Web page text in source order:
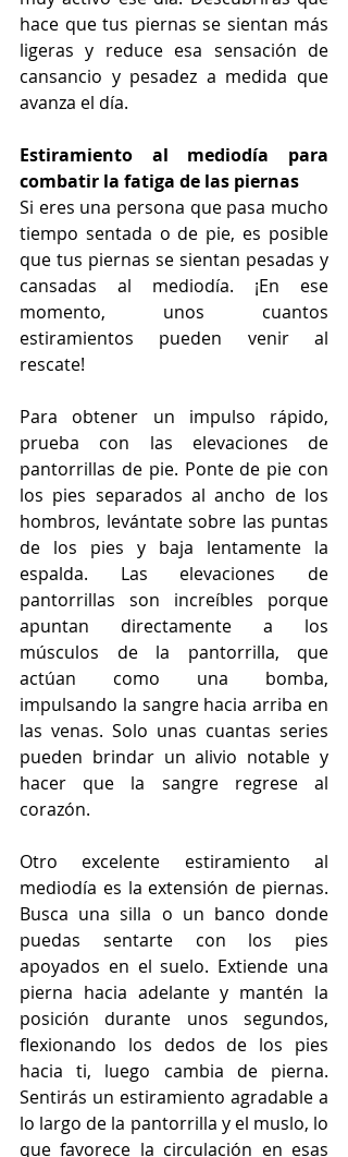
hace que tus piernas se sientan más
ligeras y reduce esa sensación de
cansancio y pesadez a medida que
avanza el día.
Estiramiento al mediodía para
combatir la fatiga de las piernas
Si eres una persona que pasa mucho
tiempo sentada o de pie, es posible
que tus piernas se sientan pesadas y
cansadas al mediodía. ¡En ese
momento, unos cuantos
estiramientos pueden venir al
rescate!
Para obtener un impulso rápido,
prueba con las elevaciones de
pantorrillas de pie. Ponte de pie con
los pies separados al ancho de los
hombros, levántate sobre las puntas
de los pies y baja lentamente la
espalda. Las elevaciones de
pantorrillas son increíbles porque
apuntan directamente a los
músculos de la pantorrilla, que
actúan como una bomba,
impulsando la sangre hacia arriba en
las venas. Solo unas cuantas series
pueden brindar un alivio notable y
hacer que la sangre regrese al
corazón.
Otro excelente estiramiento al
mediodía es la extensión de piernas.
Busca una silla o un banco donde
puedas sentarte con los pies
apoyados en el suelo. Extiende una
pierna hacia adelante y mantén la
posición durante unos segundos,
flexionando los dedos de los pies
hacia ti, luego cambia de pierna.
Sentirás un estiramiento agradable a
lo largo de la pantorrilla y el muslo, lo
que favorece la circulación en esas